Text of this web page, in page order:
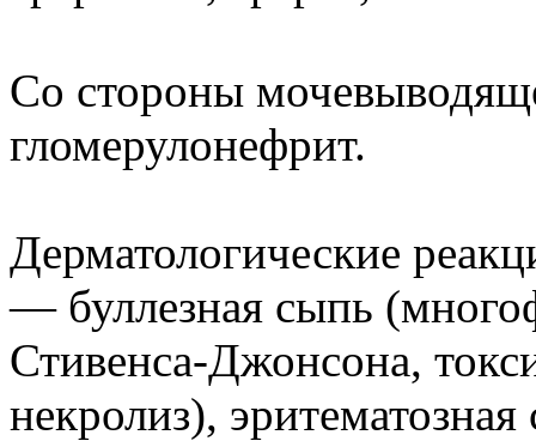
Со стороны
гломерулонефрит.
Дерматологические
— буллезная сыпь
Стивенса-Джонсона,
некролиз),